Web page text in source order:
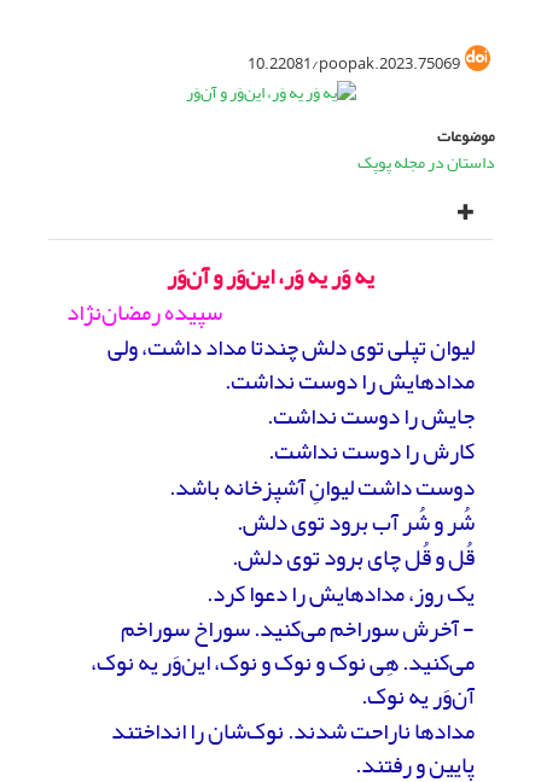
10.22081/poopak.2023.75069
موضوعات
داستان در مجله پوپک
یه وَر یه وَر، این‌وَر و آن‌وَر
سپیده رمضان‌نژاد
لیوان تپلی توی دلش چندتا مداد داشت، ولی
مدادهایش را دوست نداشت.
جایش را دوست نداشت.
کارش را دوست نداشت.
دوست داشت لیوانِ آشپزخانه باشد.
شُر و شُر آب برود توی دلش.
قُل و قُل چای برود توی دلش.
یک روز، مدادهایش را دعوا کرد.
- آخرش سوراخم می‌کنید. سوراخ سوراخم
می‌کنید. هِی نوک و نوک و نوک، این‌وَر یه نوک،
آن‌وَر یه نوک.
مدادها ناراحت شدند. نوک‌شان را انداختند
پایین و رفتند.